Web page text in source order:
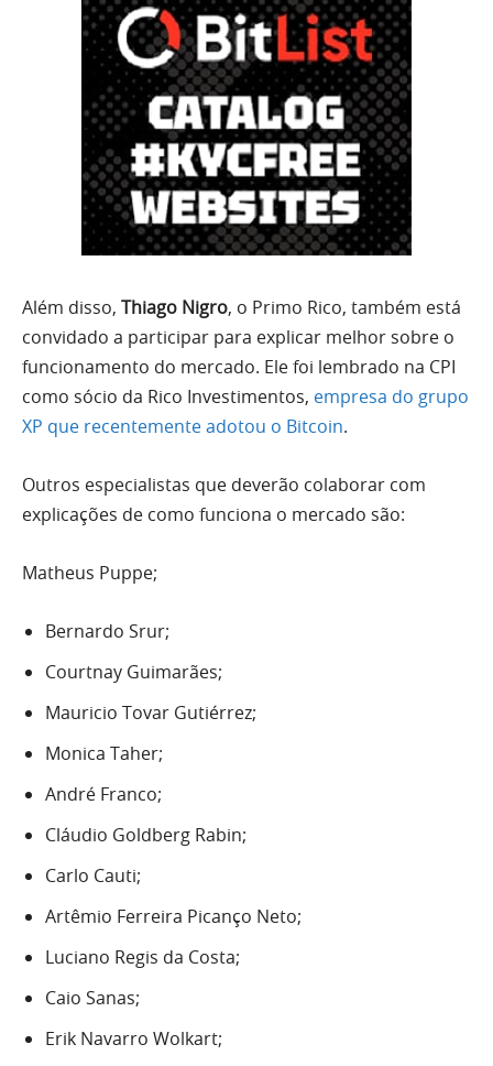
Além disso, Thiago Nigro, o Primo Rico, também está
convidado a participar para explicar melhor sobre o
funcionamento do mercado. Ele foi lembrado na CPI
como sócio da Rico Investimentos, empresa do grupo
XP que recentemente adotou o Bitcoin.
Outros especialistas que deverão colaborar com
explicações de como funciona o mercado são:
Matheus Puppe;
Bernardo Srur;
Courtnay Guimarães;
Mauricio Tovar Gutiérrez;
Monica Taher;
André Franco;
Cláudio Goldberg Rabin;
Carlo Cauti;
Artêmio Ferreira Picanço Neto;
Luciano Regis da Costa;
Caio Sanas;
Erik Navarro Wolkart;